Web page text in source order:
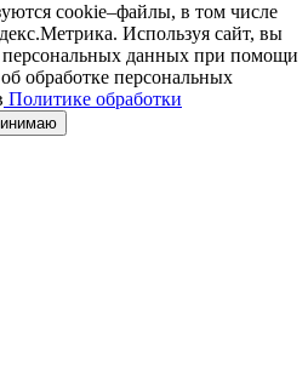
cookie–файлы, в том числе
Используя сайт, вы
персональных данных при помощи
обработке персональных
Политике обработки